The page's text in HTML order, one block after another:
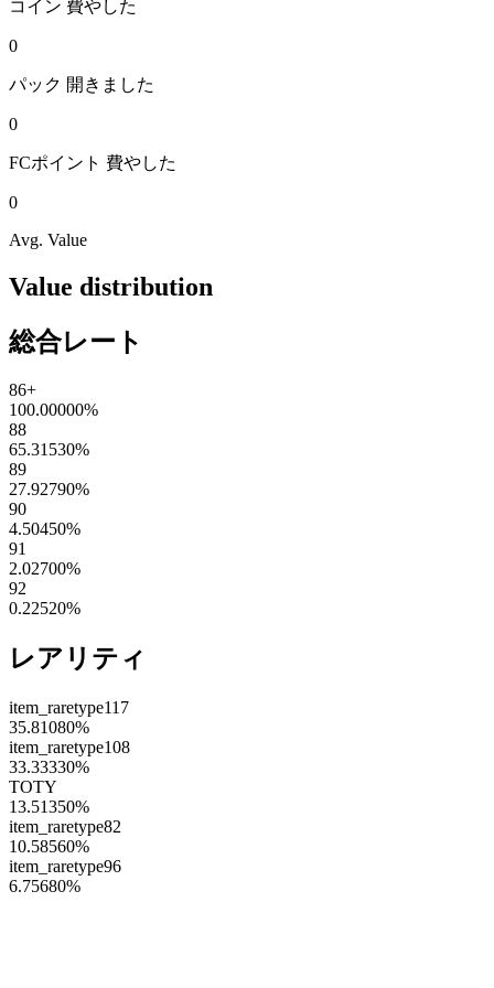
コイン 費やした
0
パック 開きました
0
FCポイント 費やした
0
Avg. Value
Value distribution
総合レート
86+
100.00000%
88
65.31530%
89
27.92790%
90
4.50450%
91
2.02700%
92
0.22520%
レアリティ
item_raretype117
35.81080%
item_raretype108
33.33330%
TOTY
13.51350%
item_raretype82
10.58560%
item_raretype96
6.75680%